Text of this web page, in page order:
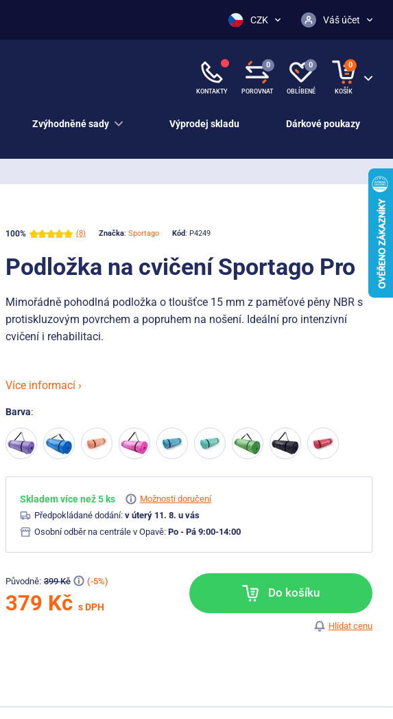
CZK Váš účet
KONTAKTY
0
POROVNAT
0
OBLÍBENÉ
0
KOŠÍK
Zvýhodněné sady Výprodej skladu Dárkové poukazy
100% (8) Značka: Sportago Kód: P4249
Podložka na cvičení Sportago Pro
Mimořádně pohodlná podložka o tloušťce 15 mm z paměťové pěny NBR s
protiskluzovým povrchem a popruhem na nošení. Ideální pro intenzivní
cvičení i rehabilitaci.
Více informací ›
Barva:
Skladem více než 5 ks
Možnosti doručení
Předpokládané dodání: v úterý 11. 8. u vás
Osobní odběr na centrále v Opavě: Po - Pá 9:00-14:00
Původně: 399 Kč (-5%)
379 Kč s DPH
Do košíku
Hlídat cenu